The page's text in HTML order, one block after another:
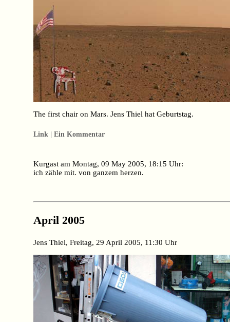
The first chair on Mars. Jens Thiel hat Geburtstag.
Link | Ein Kommentar
Kurgast am Montag, 09 May 2005, 18:15 Uhr:
ich zähle mit. von ganzem herzen.
April 2005
Jens Thiel, Freitag, 29 April 2005, 11:30 Uhr